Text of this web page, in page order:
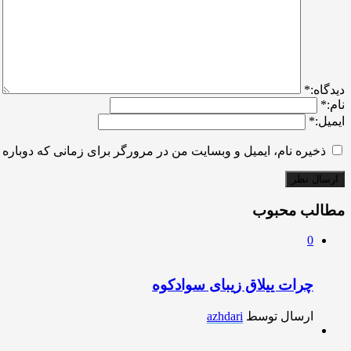
ديدگاه:*
نام:*
ایمیل:*
ذخیره نام، ایمیل و وبسایت من در مرورگر برای زمانی که
مطالب محبوب
0
چرات ییلاق زیبای سوادکوه
ارسال توسط azhdari